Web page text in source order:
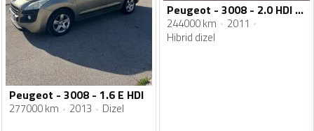
Peugeot - 3008 - 1.6 E HDI
277000 km 2013 Dizel
Peugeot - 3008 - 2.0 HDI HYBRID
244000 km
2011
Hibrid dizel